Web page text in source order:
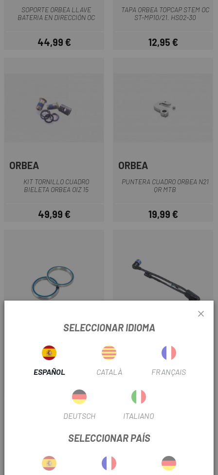
SOPORTE ORBEA LLAVE
BATERIA EN DIRECCIÓN OC
Precio
44,99 €
TAPA ORBEA TOPCAP STEM OC
ST-MP10/21. HS02-30
Precio
12,95 €
ORBEA
KIT TORNILLO CUADRO
BIELETA ORBEA OIZ 15
Precio
49,99 €
ORBEA
PUNTERA CUADRO ORBEA N21
QR MTB
Precio
19,99 €
KIT RODAMIENTOS ORBEA
BEARING KIT HEADSET ICR
Precio
PUERTO CARGA ORBEA
CHARGE PORT+HARNESS
SELECCIONAR IDIOMA
ESPAÑOL CATALÀ FRANÇAIS
DEUTSCH ITALIANO
SELECCIONAR PAÍS